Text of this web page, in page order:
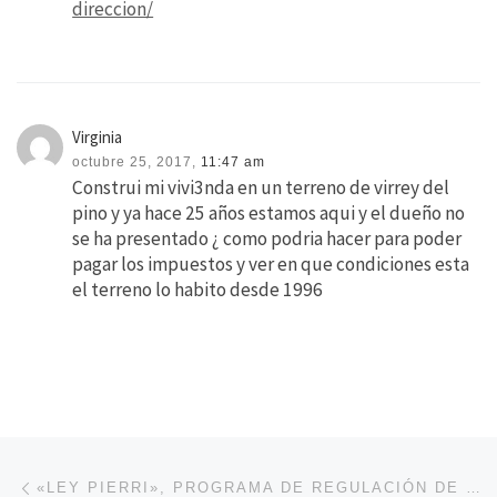
direccion/
Virginia
octubre 25, 2017, 11:47 am
Construi mi vivi3nda en un terreno de virrey del
pino y ya hace 25 años estamos aqui y el dueño no
se ha presentado ¿ como podria hacer para poder
pagar los impuestos y ver en que condiciones esta
el terreno lo habito desde 1996
Navegación de entradas «LEY PIERRI», PROGRAMA DE REGULACIÓN DE TIERRAS,ULTIMA AMPLIACION, MODIFICACION. LEY 24.374.